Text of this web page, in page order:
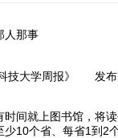
人那事
技大学周报》 发布
时间就上图书馆，将
少10个省、每省1到2